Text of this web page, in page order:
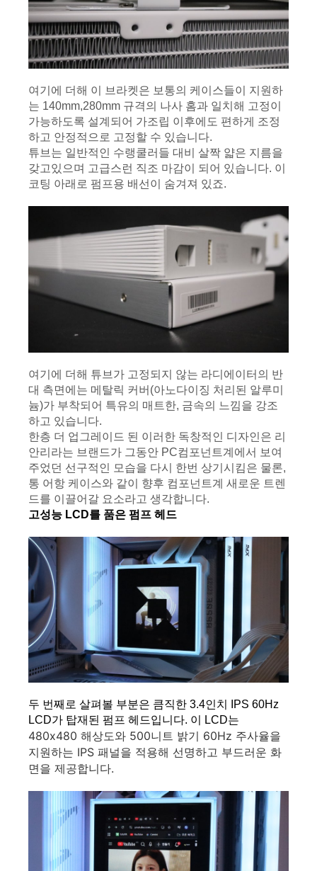
여기에 더해 이 브라켓은 보통의 케이스들이 지원하
는 140mm,280mm 규격의 나사 홈과 일치해 고정이
가능하도록 설계되어 가조립 이후에도 편하게 조정
하고 안정적으로 고정할 수 있습니다.
튜브는 일반적인 수랭쿨러들 대비 살짝 얇은 지름을
갖고있으며 고급스런 직조 마감이 되어 있습니다. 이
코팅 아래로 펌프용 배선이 숨겨져 있죠.
여기에 더해 튜브가 고정되지 않는 라디에이터의 반
대 측면에는 메탈릭 커버(아노다이징 처리된 알루미
늄)가 부착되어 특유의 매트한, 금속의 느낌을 강조
하고 있습니다.
한층 더 업그레이드 된 이러한 독창적인 디자인은 리
안리라는 브랜드가 그동안 PC컴포넌트계에서 보여
주었던 선구적인 모습을 다시 한번 상기시킴은 물론,
통 어항 케이스와 같이 향후 컴포넌트계 새로운 트렌
드를 이끌어갈 요소라고 생각합니다.
고성능 LCD를 품은 펌프 헤드
두 번째로 살펴볼 부분은 큼직한 3.4인치 IPS 60Hz
LCD가 탑재된 펌프 헤드입니다. 이 LCD는
480x480 해상도와 500니트 밝기 60Hz 주사율을
지원하는 IPS 패널을 적용해 선명하고 부드러운 화
면을 제공합니다.